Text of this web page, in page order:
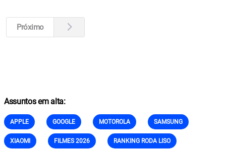
Próximo
Assuntos em alta:
APPLE GOOGLE MOTOROLA SAMSUNG
XIAOMI FILMES 2026 RANKING RODA LISO